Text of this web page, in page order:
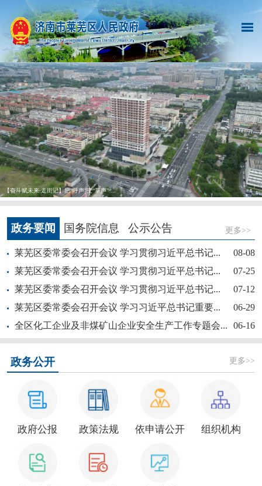
【奋斗赋未来·走街记】把“呼声”变“掌声” ...
【奋斗赋未莱·访埂记】片片花开春满园——莱芜...
新大众文艺全民秀 | 莱芜区“活悦莱芜”文艺...
政务要闻 国务院信息 公示公告 更多>>
莱芜区委常委会召开会议 学习贯彻习近平总书记...
08-08
莱芜区委常委会召开会议 学习贯彻习近平总书记...
07-25
莱芜区委常委会召开会议 学习贯彻习近平总书记...
07-12
莱芜区委常委会召开会议 学习习近平总书记重要...
06-29
全区化工企业及非煤矿山企业安全生产工作专题会...
06-16
政务公开 更多>>
政府公报 政策法规 依申请公开 组织机构